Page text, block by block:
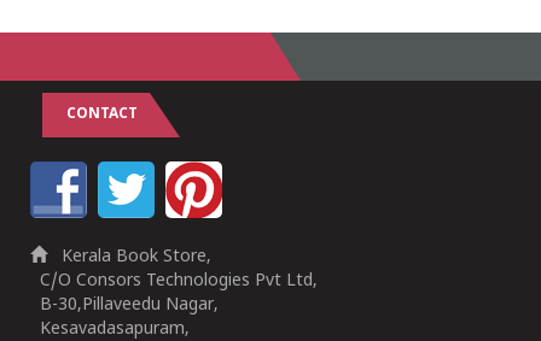
CONTACT
Kerala Book Store,
C/O Consors Technologies Pvt Ltd,
B-30,Pillaveedu Nagar,
Kesavadasapuram,